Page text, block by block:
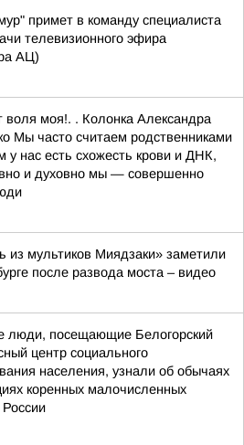
примет в команду специалиста
телевизионного эфира
АЦ)
воля моя!. . Колонка Александра
Мы часто считаем родственниками
у нас есть схожесть крови и ДНК,
и духовно мы — совершенно
из мультиков Миядзаки» заметили
после развода моста – видео
люди, посещающие Белогорский
центр социального
населения, узнали об обычаях
коренных малочисленных